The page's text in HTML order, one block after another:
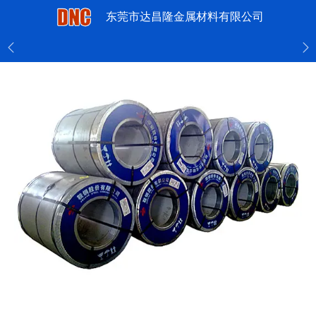
东莞市达昌隆金属材料有限公司